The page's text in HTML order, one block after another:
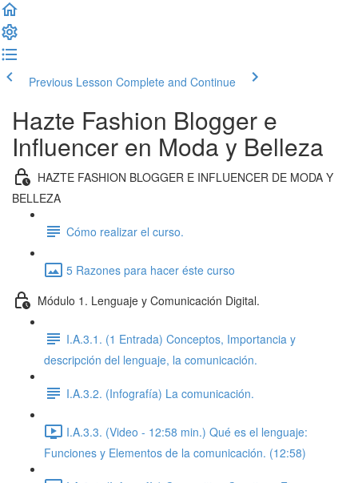
Previous Lesson Complete and Continue
Hazte Fashion Blogger e
Influencer en Moda y Belleza
HAZTE FASHION BLOGGER E INFLUENCER DE MODA Y
BELLEZA
Cómo realizar el curso.
5 Razones para hacer éste curso
Módulo 1. Lenguaje y Comunicación Digital.
I.A.3.1. (1 Entrada) Conceptos, Importancia y
descripción del lenguaje, la comunicación.
I.A.3.2. (Infografía) La comunicación.
I.A.3.3. (Video - 12:58 min.) Qué es el lenguaje:
Funciones y Elementos de la comunicación. (12:58)